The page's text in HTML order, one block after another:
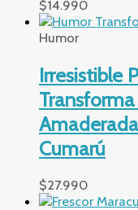
$14.990
Humor
Irresistible
Cumarú
$27.990